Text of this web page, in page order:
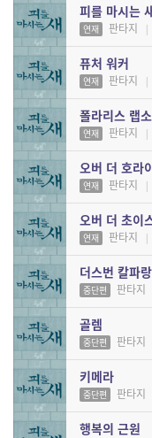
피를 마시는
연재 판타지 |
퓨처 워커
연재 판타지 |
폴라리스 랩
연재 판타지 |
오버 더 호라
연재 판타지 |
오버 더 초이
연재 판타지 |
더스번 칼파
중단편 판타지
골렘
중단편 판타지
키메라
중단편 판타지
행복의 근원